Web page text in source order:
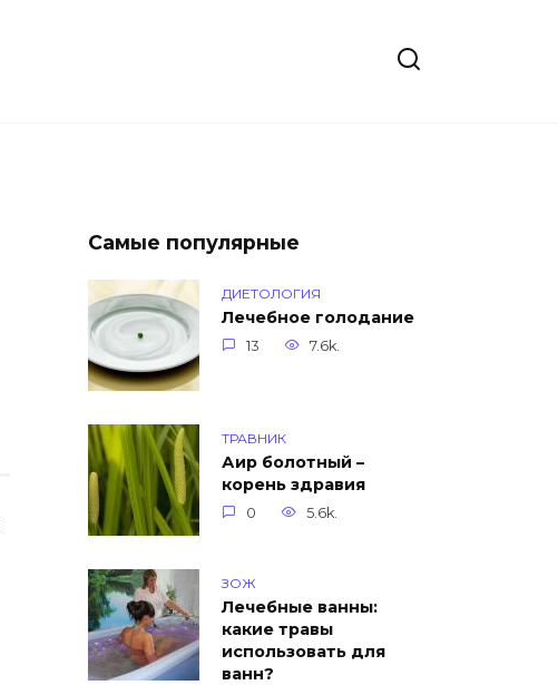
Самые популярные
ДИЕТОЛОГИЯ
Лечебное голодание
13 7.6k.
ТРАВНИК
Аир болотный –
корень здравия
0 5.6k.
ЗОЖ
Лечебные ванны:
какие травы
использовать для
ванн?